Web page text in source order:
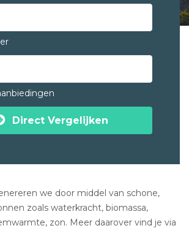
Direct Vergelijken
we door middel van schone,
zoals waterkracht, biomassa,
zon. Meer daarover vind je via